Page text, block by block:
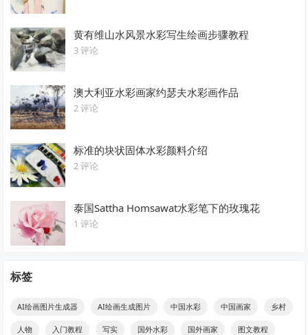
黄有维山水风景水彩写生绘画步骤教程
3 评论
澳大利亚水彩画家约瑟夫水彩画作品
2 评论
标准的块状固体水彩颜料介绍
2 评论
泰国Sattha Homsawat水彩笔下的玫瑰花
1 评论
标签
AI绘画图片生成器 AI绘画生成图片 中国水彩 中国画家 乡村
人物 入门教程 写实 国外水彩 国外画家 图文教程